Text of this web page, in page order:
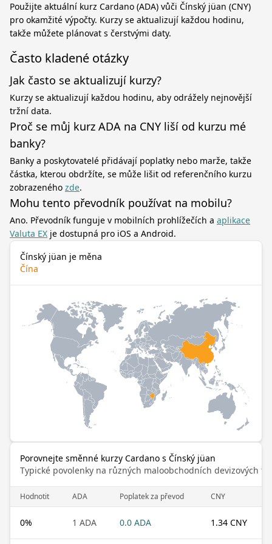
Použijte aktuální kurz Cardano (ADA) vůči Čínský jüan (CNY)
pro okamžité výpočty. Kurzy se aktualizují každou hodinu,
takže můžete plánovat s čerstvými daty.
Často kladené otázky
Jak často se aktualizují kurzy?
Kurzy se aktualizují každou hodinu, aby odrážely nejnovější
tržní data.
Proč se můj kurz ADA na CNY liší od kurzu mé
banky?
Banky a poskytovatelé přidávají poplatky nebo marže, takže
částka, kterou obdržíte, se může lišit od referenčního kurzu
zobrazeného zde.
Mohu tento převodník používat na mobilu?
Ano. Převodník funguje v mobilních prohlížečích a aplikace
Valuta EX je dostupná pro iOS a Android.
Čínský jüan je měna
Čína
Porovnejte směnné kurzy Cardano s Čínský jüan
Typické povolenky na různých maloobchodních devizových
Hodnotit ADA Poplatek za převod CNY
0% 1 ADA 0.0 ADA 1.34 CNY